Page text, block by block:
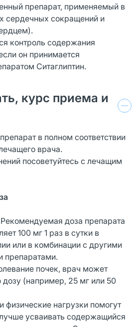
препарат, применяемый в
сердечных сокращений и
контроль содержания
он принимается
Ситаглиптин.
курс приема и
в полном соответствии
врача.
посоветуйтесь с лечащим
доза препарата
100 мг 1 раз в сутки в
или в комбинации с другими
почек, врач может
(например, 25 мг или 50
нагрузки помогут
усваивать содержащийся